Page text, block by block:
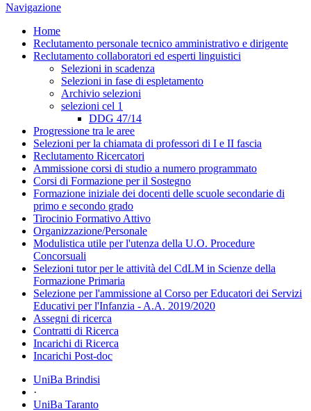
Navigazione
Home
Reclutamento personale tecnico amministrativo e dirigente
Reclutamento collaboratori ed esperti linguistici
Selezioni in scadenza
Selezioni in fase di espletamento
Archivio selezioni
selezioni cel 1
DDG 47/14
Progressione tra le aree
Selezioni per la chiamata di professori di I e II fascia
Reclutamento Ricercatori
Ammissione corsi di studio a numero programmato
Corsi di Formazione per il Sostegno
Formazione iniziale dei docenti delle scuole secondarie di
primo e secondo grado
Tirocinio Formativo Attivo
Organizzazione/Personale
Modulistica utile per l'utenza della U.O. Procedure
Concorsuali
Selezioni tutor per le attività del CdLM in Scienze della
Formazione Primaria
Selezione per l'ammissione al Corso per Educatori dei Servizi
Educativi per l'Infanzia - A.A. 2019/2020
Assegni di ricerca
Contratti di Ricerca
Incarichi di Ricerca
Incarichi Post-doc
UniBa Brindisi
·
UniBa Taranto